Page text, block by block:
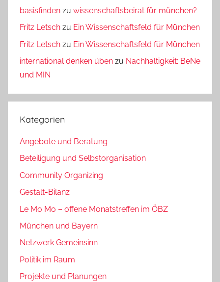
basisfinden zu wissenschaftsbeirat für münchen?
Fritz Letsch zu Ein Wissenschaftsfeld für München
Fritz Letsch zu Ein Wissenschaftsfeld für München
international denken üben zu Nachhaltigkeit: BeNe
und MIN
Kategorien
Angebote und Beratung
Beteiligung und Selbstorganisation
Community Organizing
Gestalt-Bilanz
Le Mo Mo – offene Monatstreffen im ÖBZ
München und Bayern
Netzwerk Gemeinsinn
Politik im Raum
Projekte und Planungen